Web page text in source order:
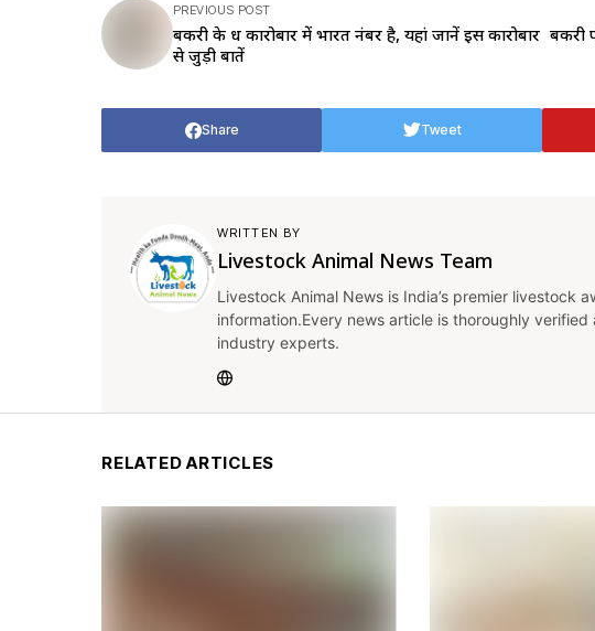
PREVIOUS POST
बकरी के दूध कारोबार में भारत नंबर है, यहां जानें इस कारोबार
से जुड़ी बातें
बकरी
Share Tweet
WRITTEN BY
Livestock Animal News Team
Livestock Animal News is India’s premier livestock
information.Every news article is thoroughly
industry experts.
RELATED ARTICLES